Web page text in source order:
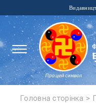
Головна сторінка >